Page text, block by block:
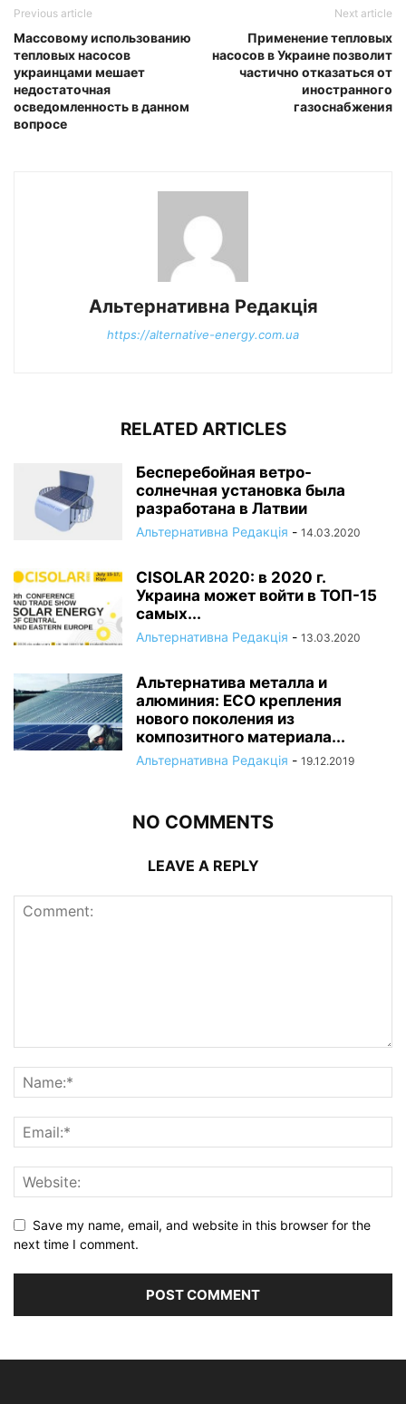
Previous article
Массовому использованию
тепловых насосов
украинцами мешает
недостаточная
осведомленность в данном
вопросе
Next article
Применение тепловых
насосов в Украине позволит
частично отказаться от
иностранного
газоснабжения
Альтернативна Редакція
https://alternative-energy.com.ua
RELATED ARTICLES
Бесперебойная ветро-
солнечная установка была
разработана в Латвии
Альтернативна Редакція - 14.03.2020
CISOLAR 2020: в 2020 г.
Украина может войти в ТОП-15
самых...
Альтернативна Редакція - 13.03.2020
Альтернатива металла и
алюминия: ECO крепления
нового поколения из
композитного материала...
Альтернативна Редакція - 19.12.2019
NO COMMENTS
LEAVE A REPLY
Save my name, email, and website in this browser for the
next time I comment.